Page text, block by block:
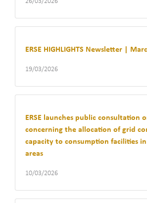
ERSE HIGHLIGHTS Newsletter |
19/03/2026
ERSE launches public consultation
concerning the allocation of grid
capacity to consumption facilities
areas
10/03/2026